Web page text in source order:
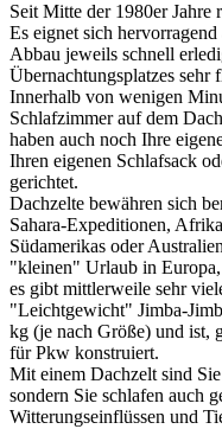
Seit Mitte der 1980er
Es eignet sich
Abbau jeweils schnell
Übernachtungsplatzes sehr
Innerhalb von wenigen
Schlafzimmer auf dem
haben auch noch Ihre
Ihren eigenen Schlafsack
gerichtet.
Dachzelte bewähren sich
Sahara-Expeditionen,
Südamerikas oder
"kleinen" Urlaub in
es gibt mittlerweile sehr
"Leichtgewicht" Jimba-
kg (je nach Größe) und ist,
für Pkw konstruiert.
Mit einem Dachzelt sind
sondern Sie schlafen auch
Witterungseinflüssen und